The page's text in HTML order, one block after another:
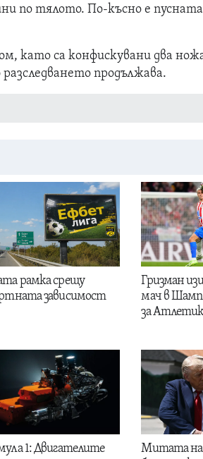
по тялото. По-късно е
като са конфискувани два
продължава.
рамка срещу
зависимост
Гризман
мач в
за
1: Двигателите
Митата на